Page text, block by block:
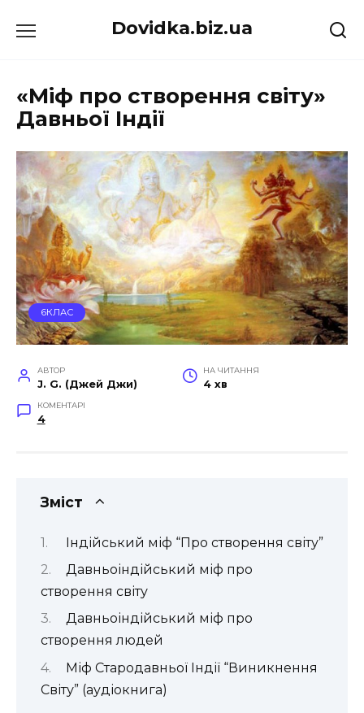
до
Dovidka.biz.ua
«Міф про створення світу»
Давньої Індії
6КЛАС
АВТОР
J. G. (Джей Джи)
НА ЧИТАННЯ
4 хв
КОМЕНТАРІ
4
Зміст
Індійський міф “Про створення світу”
Давньоіндійський міф про
створення світу
Давньоіндійський міф про
створення людей
Міф Стародавньої Індії “Виникнення
Світу” (аудіокнига)